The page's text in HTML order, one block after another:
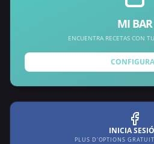
MI BAR
ENCUENTRA RECETAS CON
INICIA
PLUS D'OPTIONS